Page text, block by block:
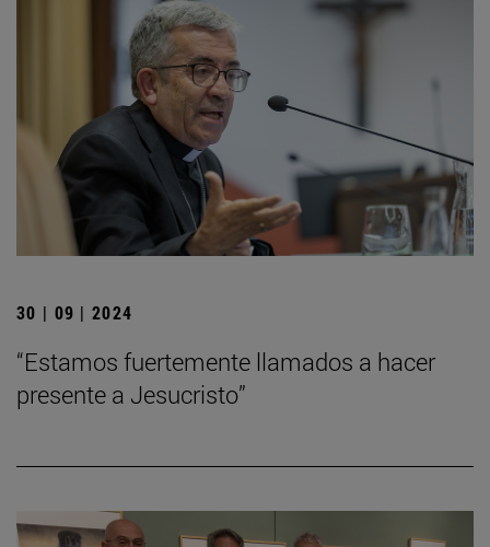
30 | 09 | 2024
“Estamos fuertemente llamados a hacer
presente a Jesucristo”